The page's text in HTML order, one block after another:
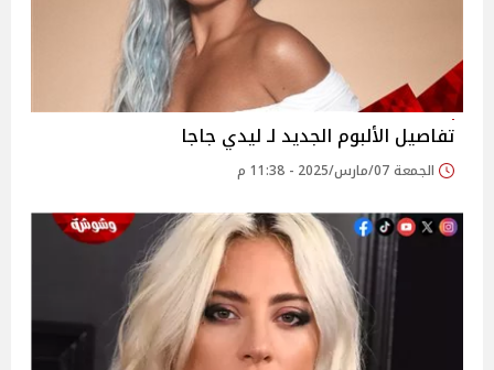
تفاصيل الألبوم الجديد لـ ليدي جاجا
الجمعة 07/مارس/2025 - 11:38 م